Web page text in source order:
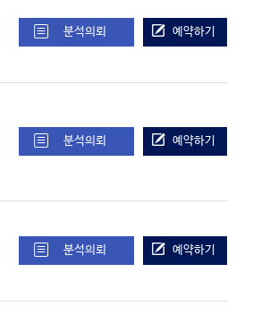
분석의뢰 예약하기
분석의뢰 예약하기
분석의뢰 예약하기